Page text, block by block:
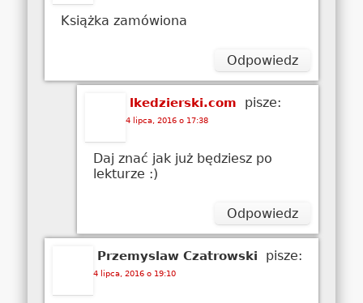
Książka zamówiona
Odpowiedz
lkedzierski.com pisze:
4 lipca, 2016 o 17:38
Daj znać jak już będziesz po
lekturze :)
Odpowiedz
Przemyslaw Czatrowski pisze:
4 lipca, 2016 o 19:10